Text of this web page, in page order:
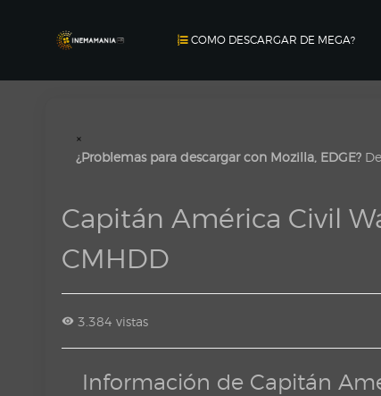
COMO DESCARGAR DE MEGA?
×
¿Problemas para descargar con Mozilla, EDGE?
Capitán América Civil
CMHDD
3.384 vistas
Información de Capitán